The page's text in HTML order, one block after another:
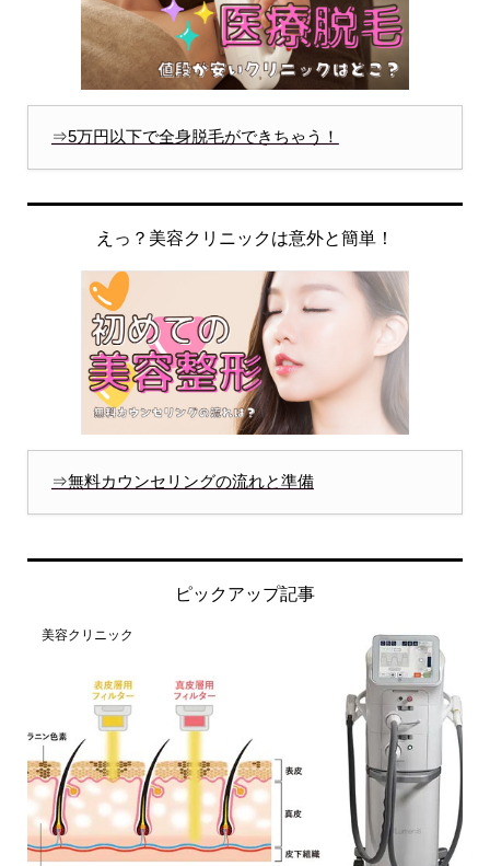
⇒5万円以下で全身脱毛ができちゃう！
えっ？美容クリニックは意外と簡単！
⇒無料カウンセリングの流れと準備
ピックアップ記事
美容クリニック